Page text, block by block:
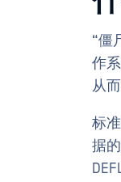
“僵
作
从
标
据